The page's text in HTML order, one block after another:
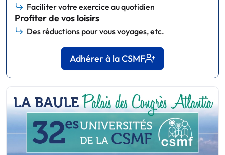
Faciliter votre exercice au quotidien
Profiter de vos loisirs
Des réductions pour vous voyages, etc.
Adhérer à la CSMF